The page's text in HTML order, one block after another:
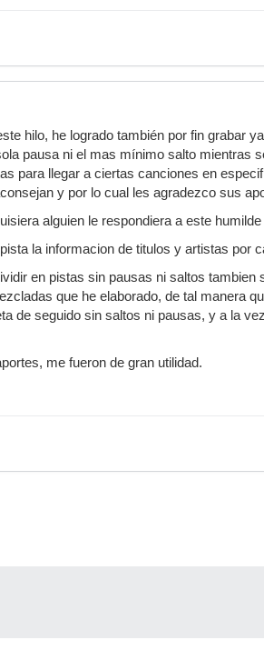
hilo, he logrado también por fin grabar
pausa ni el mas mínimo salto mientras
para llegar a ciertas canciones en
y por lo cual les agradezco sus
alguien le respondiera a este humilde
la informacion de titulos y artistas por
en pistas sin pausas ni saltos tambien
que he elaborado, de tal manera
de seguido sin saltos ni pausas, y a la
me fueron de gran utilidad.